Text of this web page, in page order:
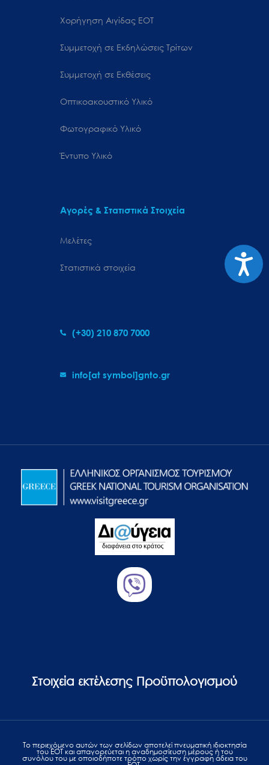
Χορήγηση Αιγίδας ΕΟΤ
Συμμετοχή σε Εκδηλώσεις Τρίτων
Συμμετοχή σε Εκθέσεις
Οπτικοακουστικό Υλικό
Φωτογραφικό Υλικό
Έντυπο Υλικό
Αγορές & Στατιστικά Στοιχεία
Μελέτες
Στατιστικά στοιχεία
(+30) 210 870 7000
info[at symbol]gnto.gr
Στοιχεία εκτέλεσης Προϋπολογισμού
Το περιεχόμενο αυτών των σελίδων αποτελεί πvευματική ιδιοκτησία
του ΕΟΤ και απαγορεύεται η αναδημοσίευση μέρους ή του
συνόλου του με οποιοδήποτε τρόπο χωρίς την έγγραφη άδεια του